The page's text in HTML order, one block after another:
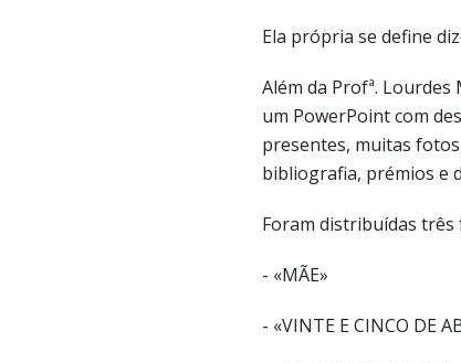
Ela própria se define
Além da Profª.
um PowerPoint com
presentes, muitas
bibliografia, prémios e
Foram distribuídas
- «MÃE»
- «VINTE E CINCO DE